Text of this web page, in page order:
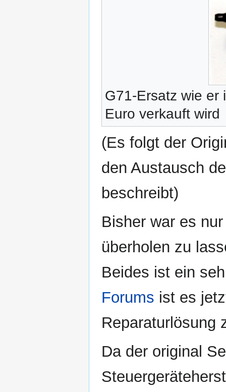
G71-Ersatz wie er
Euro verkauft wird
(Es folgt der
den Austausch
beschreibt)
Bisher war es
überholen zu
Beides ist ein
Forums ist es
Reparaturlösung
Da der original